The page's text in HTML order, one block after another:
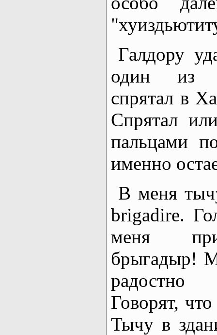
Галдору
один из
спрятал в
Спрятал
пальцами
именно
В меня
brigadire.
меня
брыгадыр!
Говорят,
Тычу в